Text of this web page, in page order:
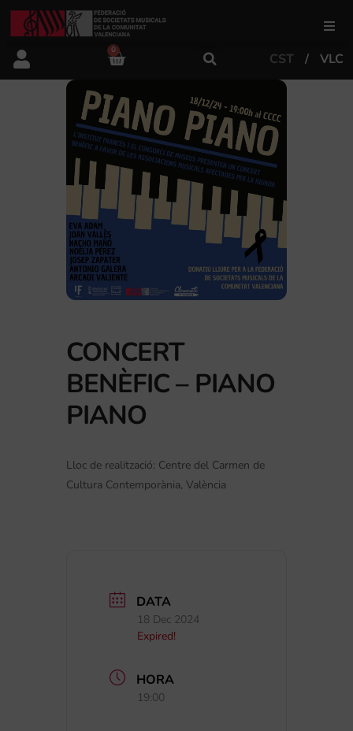
FSMCV
Àrea de gestió
Àrea educativa
Àrea Artística
Actualitat
0
CST VLC
CONCERT
BENÈFIC – PIANO
PIANO
Lloc de realització: Centre del Carmen de
Cultura Contemporània, València
DATA
18 Dec 2024
Expired!
HORA
19:00